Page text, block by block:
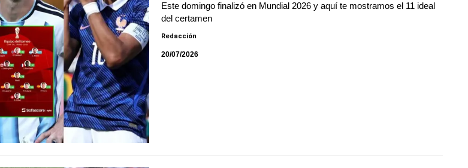
Este domingo finalizó en Mundial 2026 y aquí te mostramos el 11 ideal
del certamen
Redacción
20/07/2026